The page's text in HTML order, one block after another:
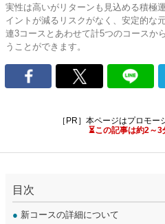
実性は高いがリターンも見込める積極
イントが減るリスクがなく、安定的な
連3コースとあわせて計5つのコースか
うことができます。
［PR］本ページはプロモ
⏳この記事は約2～3
目次
● 新コースの詳細について